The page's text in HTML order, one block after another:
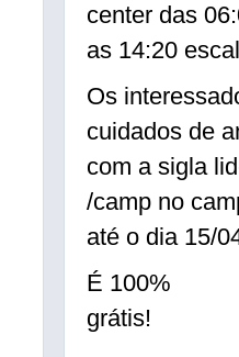
center das
as 14:20
Os
cuidados de
com a sigla
/camp no
até o dia 15/
É 100%
grátis!